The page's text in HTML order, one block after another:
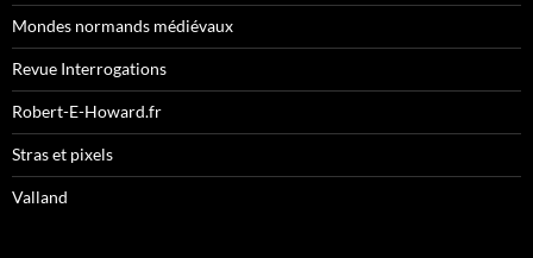
Mondes normands médiévaux
Revue Interrogations
Robert-E-Howard.fr
Stras et pixels
Valland